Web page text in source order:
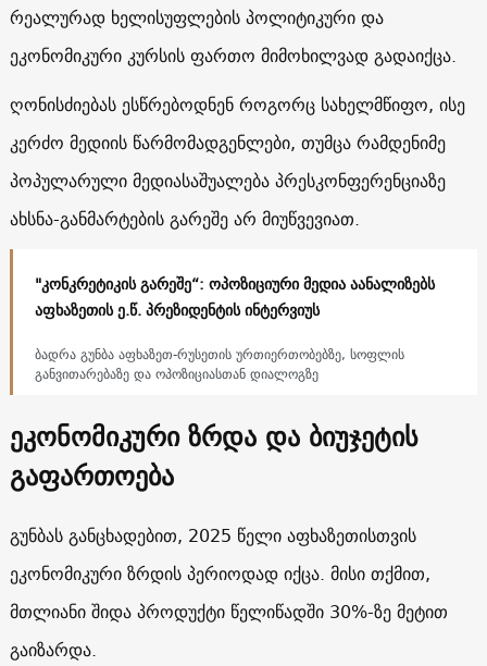
რეალურად ხელისუფლების პოლიტიკური და
ეკონომიკური კურსის ფართო მიმოხილვად გადაიქცა.
ღონისძიებას ესწრებოდნენ როგორც სახელმწიფო, ისე
კერძო მედიის წარმომადგენლები, თუმცა რამდენიმე
პოპულარული მედიასაშუალება პრესკონფერენციაზე
ახსნა-განმარტების გარეშე არ მიუწვევიათ.
"კონკრეტიკის გარეშე“: ოპოზიციური მედია აანალიზებს
აფხაზეთის ე.წ. პრეზიდენტის ინტერვიუს
ბადრა გუნბა აფხაზეთ-რუსეთის ურთიერთობებზე, სოფლის
განვითარებაზე და ოპოზიციასთან დიალოგზე
ეკონომიკური ზრდა და ბიუჯეტის
გაფართოება
გუნბას განცხადებით, 2025 წელი აფხაზეთისთვის
ეკონომიკური ზრდის პერიოდად იქცა. მისი თქმით,
მთლიანი შიდა პროდუქტი წელიწადში 30%-ზე მეტით
გაიზარდა.